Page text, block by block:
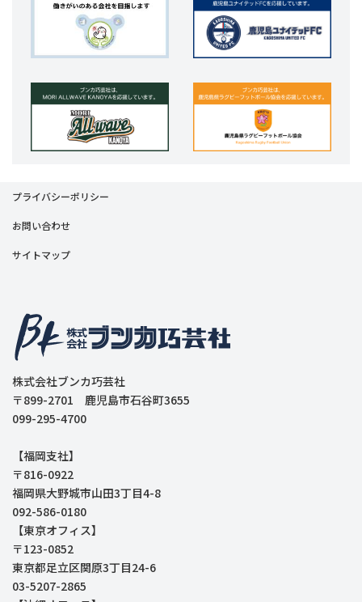
プライバシーポリシー
お問い合わせ
サイトマップ
株式会社ブンカ巧芸社
〒899-2701 鹿児島市石谷町3655
099-295-4700
【福岡支社】
〒816-0922
福岡県大野城市山田3丁目4-8
092-586-0180
【東京オフィス】
〒123-0852
東京都足立区関原3丁目24-6
03-5207-2865